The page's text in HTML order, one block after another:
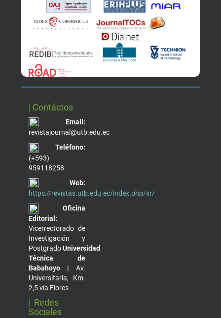
| Contáctos
Email:
revistajournal@utb.edu.ec
Teléfono:
(+593)
959118258
Web:
https://revistas.utb.edu.ec/index.php/sr/
Oficina
Editorial:
Vicerrectorado de
Investigación y
PostgradoUniversidad
Técnica de
Babahoyo | Av.
Universitaria, Km.
2,5 vía Flores
| Redes
Sociales